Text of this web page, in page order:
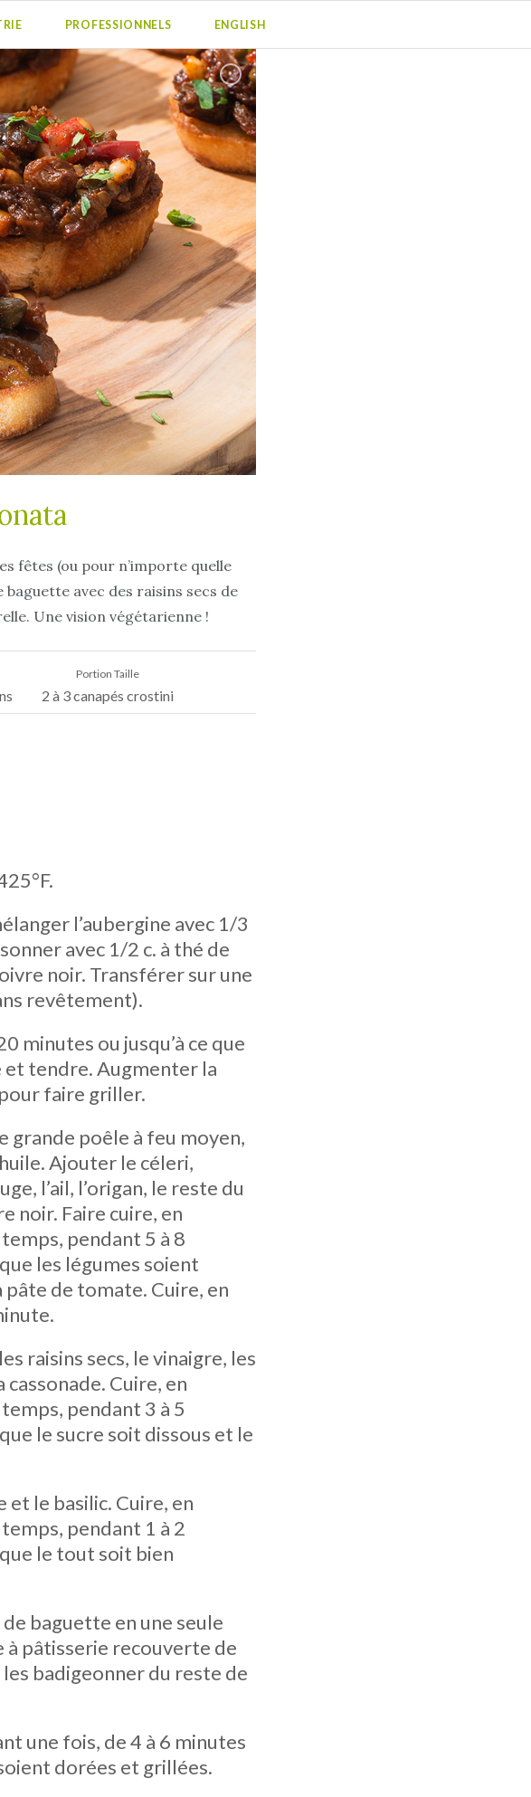
PROFESSIONNELS ENGLISH
fêtes (ou pour n’importe quelle
avec des raisins secs de
Une vision végétarienne !
Portion Taille
2 à 3 canapés crostini
l’aubergine avec 1/3
avec 1/2 c. à thé de
noir. Transférer sur une
revêtement).
minutes ou jusqu’à ce que
et tendre. Augmenter la
faire griller.
grande poêle à feu moyen,
Ajouter le céleri,
l’ail, l’origan, le reste du
noir. Faire cuire, en
pendant 5 à 8
les légumes soient
de tomate. Cuire, en
raisins secs, le vinaigre, les
cassonade. Cuire, en
pendant 3 à 5
le sucre soit dissous et le
et le basilic. Cuire, en
pendant 1 à 2
le tout soit bien
baguette en une seule
à pâtisserie recouverte de
badigeonner du reste de
une fois, de 4 à 6 minutes
dorées et grillées.